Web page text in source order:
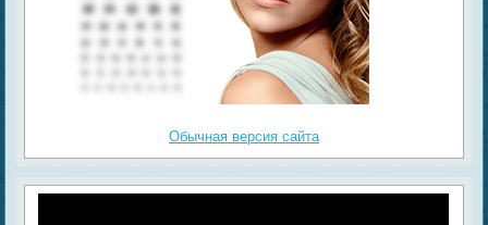
Обычная версия сайта